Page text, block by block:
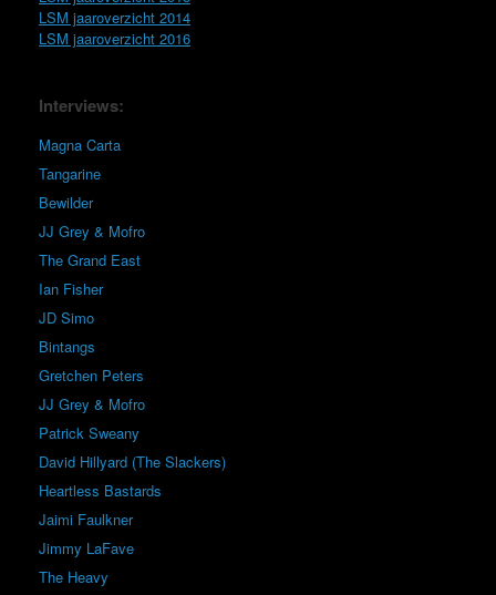
LSM jaaroverzicht 2014
LSM jaaroverzicht 2016
Interviews:
Magna Carta
Tangarine
Bewilder
JJ Grey & Mofro
The Grand East
Ian Fisher
JD Simo
Bintangs
Gretchen Peters
JJ Grey & Mofro
Patrick Sweany
David Hillyard (The Slackers)
Heartless Bastards
Jaimi Faulkner
Jimmy LaFave
The Heavy